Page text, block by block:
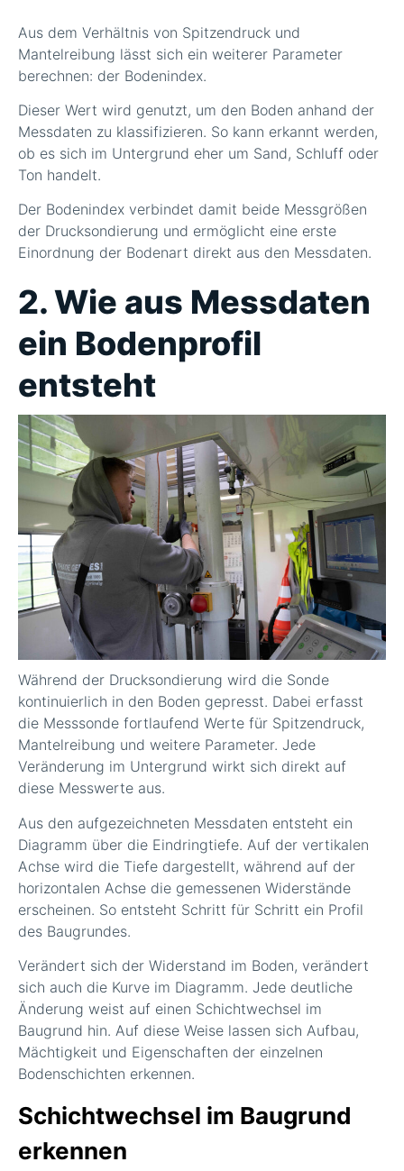
Aus dem Verhältnis von Spitzendruck und
Mantelreibung lässt sich ein weiterer Parameter
berechnen: der Bodenindex.
Dieser Wert wird genutzt, um den Boden anhand der
Messdaten zu klassifizieren. So kann erkannt werden,
ob es sich im Untergrund eher um Sand, Schluff oder
Ton handelt.
Der Bodenindex verbindet damit beide Messgrößen
der Drucksondierung und ermöglicht eine erste
Einordnung der Bodenart direkt aus den Messdaten.
2. Wie aus Messdaten
ein Bodenprofil
entsteht
Während der Drucksondierung wird die Sonde
kontinuierlich in den Boden gepresst. Dabei erfasst
die Messsonde fortlaufend Werte für Spitzendruck,
Mantelreibung und weitere Parameter. Jede
Veränderung im Untergrund wirkt sich direkt auf
diese Messwerte aus.
Aus den aufgezeichneten Messdaten entsteht ein
Diagramm über die Eindringtiefe. Auf der vertikalen
Achse wird die Tiefe dargestellt, während auf der
horizontalen Achse die gemessenen Widerstände
erscheinen. So entsteht Schritt für Schritt ein Profil
des Baugrundes.
Verändert sich der Widerstand im Boden, verändert
sich auch die Kurve im Diagramm. Jede deutliche
Änderung weist auf einen Schichtwechsel im
Baugrund hin. Auf diese Weise lassen sich Aufbau,
Mächtigkeit und Eigenschaften der einzelnen
Bodenschichten erkennen.
Schichtwechsel im Baugrund
erkennen